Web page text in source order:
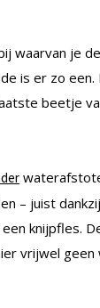
waarvan je
is er zo
beetje
– juist
knijpfles.
vrijwel